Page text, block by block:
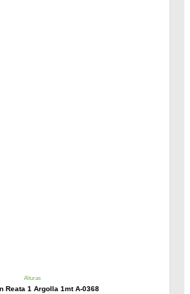
Alturas
Reata 1 Argolla 1mt A-0368